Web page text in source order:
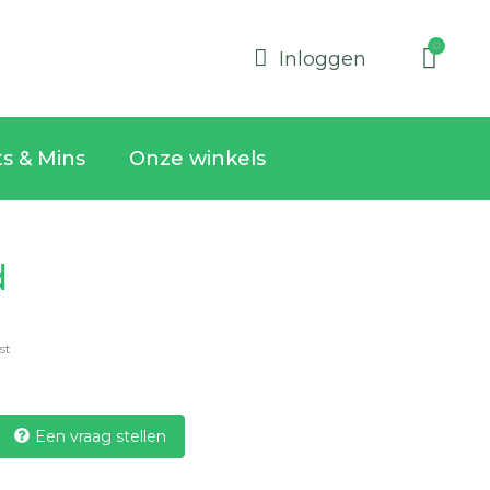
Inloggen
& Mins Onze winkels
Een vraag stellen